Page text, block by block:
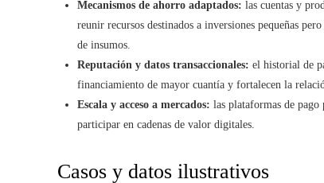
Mecanismos de ahorro adaptados: las cuentas y
reunir recursos destinados a inversiones pequeñas
de insumos.
Reputación y datos transaccionales: el historial de
financiamiento de mayor cuantía y fortalecen la
Escala y acceso a mercados: las plataformas de
participar en cadenas de valor digitales.
Casos y datos ilustrativos